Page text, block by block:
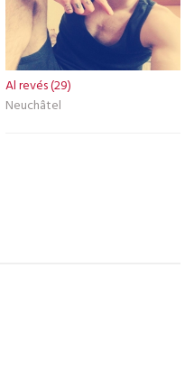
Al revés (29)
Neuchâtel